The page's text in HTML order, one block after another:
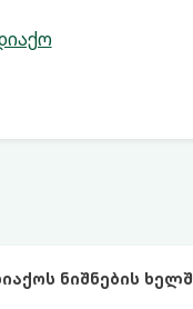
ნიშნების